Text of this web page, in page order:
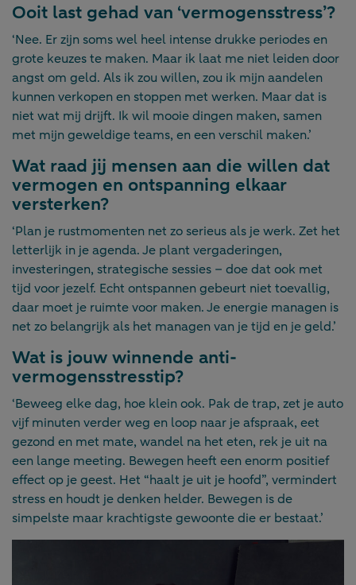
Ooit last gehad van ‘vermogensstress’?
‘Nee. Er zijn soms wel heel intense drukke periodes en
grote keuzes te maken. Maar ik laat me niet leiden door
angst om geld. Als ik zou willen, zou ik mijn aandelen
kunnen verkopen en stoppen met werken. Maar dat is
niet wat mij drijft. Ik wil mooie dingen maken, samen
met mijn geweldige teams, en een verschil maken.’
Wat raad jij mensen aan die willen dat
vermogen en ontspanning elkaar
versterken?
‘Plan je rustmomenten net zo serieus als je werk. Zet het
letterlijk in je agenda. Je plant vergaderingen,
investeringen, strategische sessies – doe dat ook met
tijd voor jezelf. Echt ontspannen gebeurt niet toevallig,
daar moet je ruimte voor maken. Je energie managen is
net zo belangrijk als het managen van je tijd en je geld.’
Wat is jouw winnende anti-
vermogensstresstip?
‘Beweeg elke dag, hoe klein ook. Pak de trap, zet je auto
vijf minuten verder weg en loop naar je afspraak, eet
gezond en met mate, wandel na het eten, rek je uit na
een lange meeting. Bewegen heeft een enorm positief
effect op je geest. Het “haalt je uit je hoofd”, vermindert
stress en houdt je denken helder. Bewegen is de
simpelste maar krachtigste gewoonte die er bestaat.’